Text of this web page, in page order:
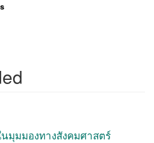
มุมมองทางสังคมศาสตร์